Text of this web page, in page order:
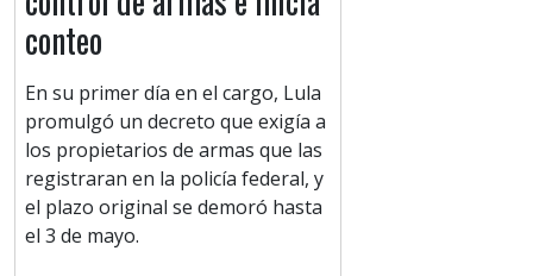
conteo
En su primer día en el cargo, Lula
promulgó un decreto que exigía a
los propietarios de armas que las
registraran en la policía federal, y
el plazo original se demoró hasta
el 3 de mayo.